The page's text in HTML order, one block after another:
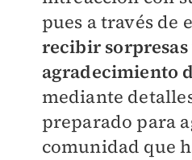
pues a través de
recibir sorpresas
agradecimiento
mediante
preparado para
comunidad que